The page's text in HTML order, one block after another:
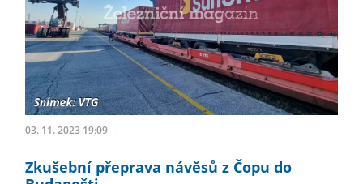
03. 11. 2023 19:09
Zkušební přeprava návěsů z Čopu do